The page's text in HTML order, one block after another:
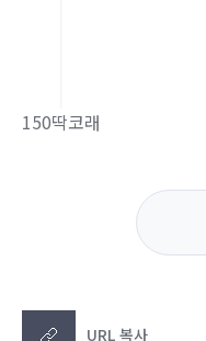
150딱코래
URL 복사